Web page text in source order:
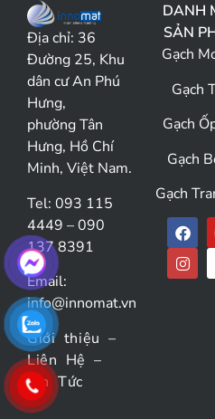
Địa chỉ: 36
Đường 25, Khu
dân cư An Phú
Hưng,
phường Tân
Hưng, Hồ Chí
Minh, Việt Nam.
Tel: 093 115
4449 – 090
137 8391
Email:
info@innomat.vn
Giới thiệu –
Liên Hệ –
Tin Tức
DANH
SẢN
Gạch
Gạch
Gạch
Gạch
Gạch